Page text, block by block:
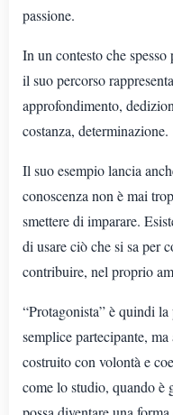
passione.
In un contesto che
il suo percorso
approfondimento,
costanza, determinazione.
Il suo esempio lancia
conoscenza non è mai
smettere di imparare.
di usare ciò che si sa per
contribuire, nel proprio
“Protagonista” è quindi
semplice partecipante,
costruito con volontà e
come lo studio, quando è